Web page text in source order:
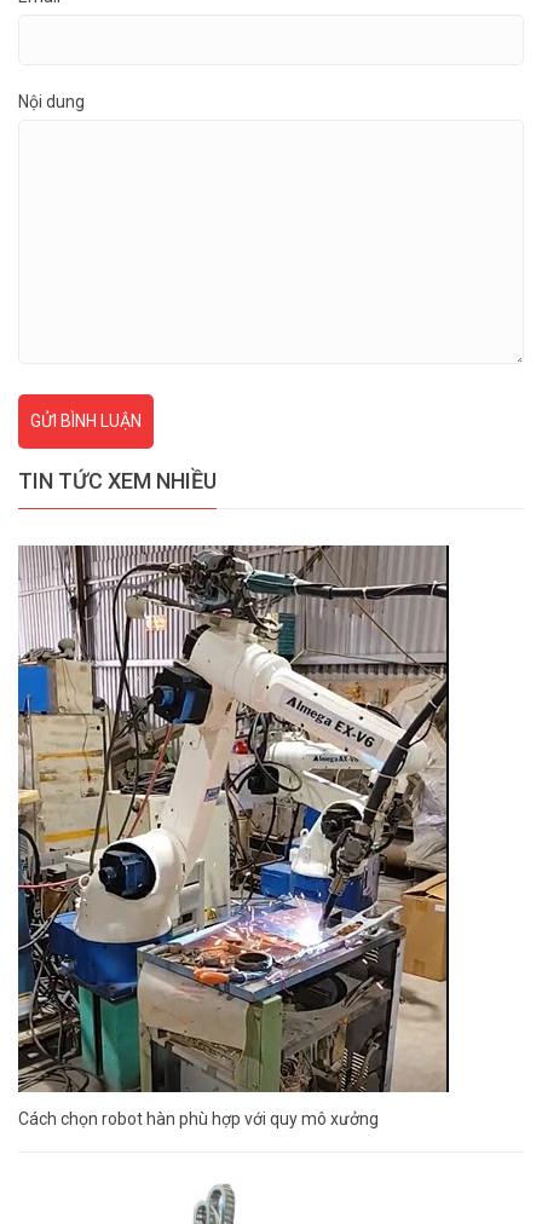
Nội dung
GỬI BÌNH LUẬN
TIN TỨC XEM NHIỀU
Cách chọn robot hàn phù hợp với quy mô xưởng